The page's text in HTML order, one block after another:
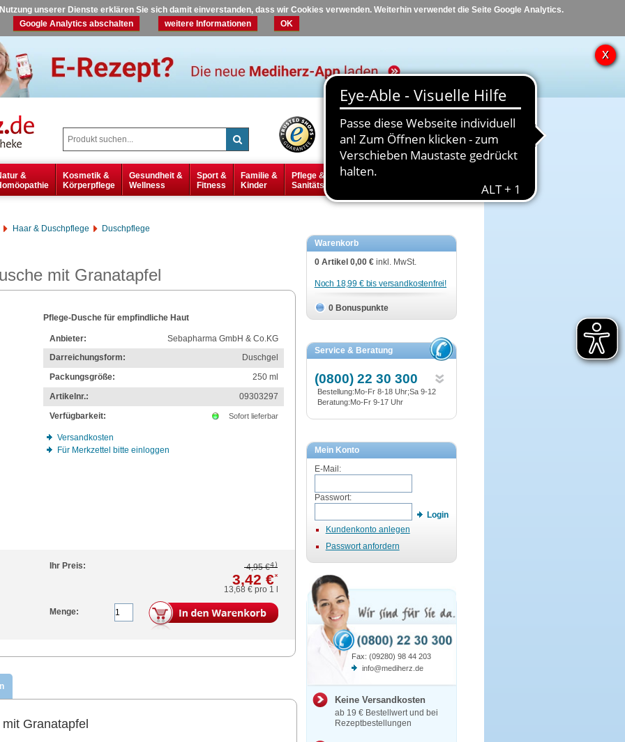
unserer Dienste erklären Sie sich damit einverstanden, dass wir Cookies verwenden. Weiterhin verwendet die Seite Google Analytics.
Google Analytics abschalten
weitere Informationen OK
Hilfe Kontakt
&
Kosmetik &
Körperpflege
Gesundheit &
Wellness
Sport &
Fitness
Familie &
Kinder
Pflege &
Sanitätsbedarf
Diabetes
Haar & Duschpflege Duschpflege
mit Granatapfel
Pflege-Dusche für empfindliche Haut
Anbieter:
Sebapharma GmbH & Co.KG
Darreichungsform:
Duschgel
Packungsgröße:
250 ml
Artikelnr.:
09303297
Verfügbarkeit:
Sofort lieferbar
Versandkosten
Für Merkzettel bitte einloggen
Ihr Preis: 4,95 €4)
3,42 €*
13,68 €pro 1 l
Menge:
Granatapfel
Warenkorb
0 Artikel 0,00 € inkl. MwSt.
Noch 18,99 € bis versandkostenfrei!
0 Bonuspunkte
Service & Beratung
(0800) 22 30 300
Bestellung:Mo-Fr 8-18 Uhr;Sa 9-12
Beratung:Mo-Fr 9-17 Uhr
Mein Konto
E-Mail:
Passwort:
Login
Kundenkonto anlegen
Passwort anfordern
Fax: (09280) 98 44 203
info@mediherz.de
Keine Versandkosten
ab 19 € Bestellwert und bei
Rezeptbestellungen